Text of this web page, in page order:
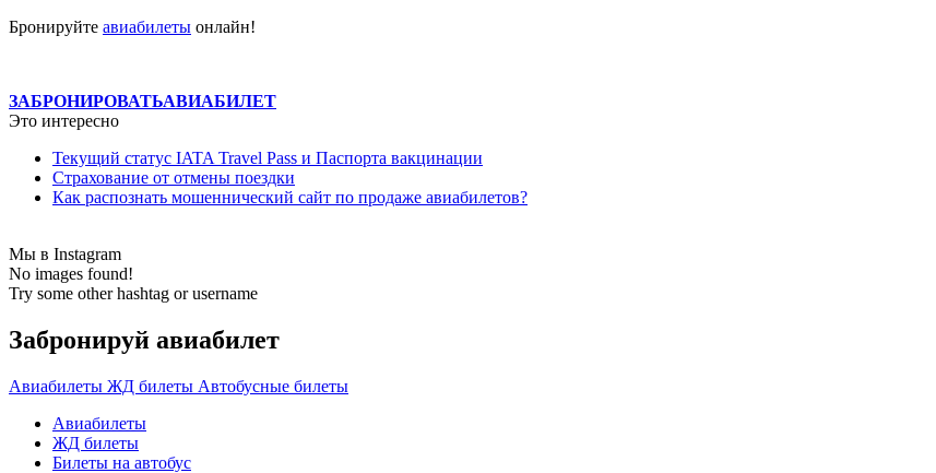
Бронируйте авиабилеты онлайн!
ЗАБРОНИРОВАТЬАВИАБИЛЕТ
Это интересно
Текущий статус IATA Travel Pass и Паспорта вакцинации
Страхование от отмены поездки
Как распознать мошеннический сайт по продаже авиабилетов?
Мы в Instagram
No images found!
Try some other hashtag or username
Забронируй авиабилет
Авиабилеты ЖД билеты Автобусные билеты
Авиабилеты
ЖД билеты
Билеты на автобус